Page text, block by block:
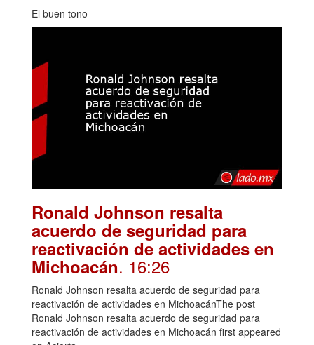
El buen tono
Ronald Johnson resalta
acuerdo de seguridad para
reactivación de actividades en
Michoacán. 16:26
Ronald Johnson resalta acuerdo de seguridad para
reactivación de actividades en MichoacánThe post
Ronald Johnson resalta acuerdo de seguridad para
reactivación de actividades en Michoacán first appeared